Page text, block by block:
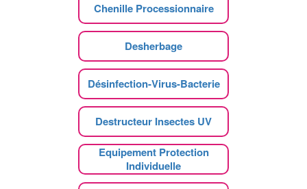
Chenille Processionnaire
Desherbage
Désinfection-Virus-Bacterie
Destructeur Insectes UV
Equipement Protection
Individuelle